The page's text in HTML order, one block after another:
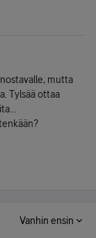
mutta
Tylsää ottaa
Vanhin ensin